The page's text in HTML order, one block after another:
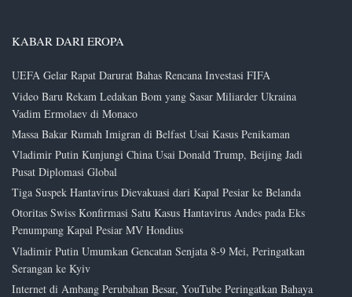
KABAR DARI EROPA
UEFA Gelar Rapat Darurat Bahas Rencana Investasi FIFA
Video Baru Rekam Ledakan Bom yang Sasar Miliarder Ukraina
Vadim Ermolaev di Monaco
Massa Bakar Rumah Imigran di Belfast Usai Kasus Penikaman
Vladimir Putin Kunjungi China Usai Donald Trump, Beijing Jadi
Pusat Diplomasi Global
Tiga Suspek Hantavirus Dievakuasi dari Kapal Pesiar ke Belanda
Otoritas Swiss Konfirmasi Satu Kasus Hantavirus Andes pada Eks
Penumpang Kapal Pesiar MV Hondius
Vladimir Putin Umumkan Gencatan Senjata 8-9 Mei, Peringatkan
Serangan ke Kyiv
Internet di Ambang Perubahan Besar, YouTube Peringatkan Bahaya